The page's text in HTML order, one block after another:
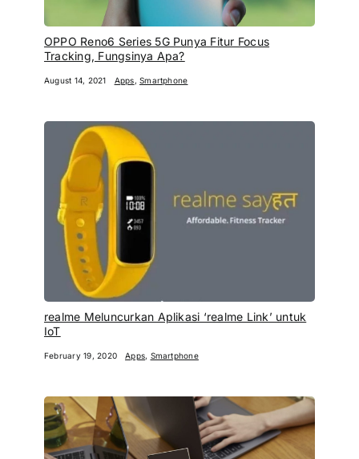
OPPO Reno6 Series 5G Punya Fitur Focus
Tracking, Fungsinya Apa?
August 14, 2021 Apps,Smartphone
realme Meluncurkan Aplikasi ‘realme Link’ untuk
IoT
February 19, 2020 Apps, Smartphone